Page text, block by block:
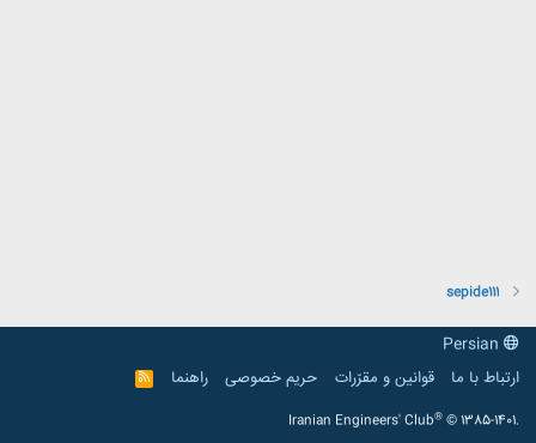
sepide111
ارتباط با ما
قوانین و مقرّرات حریم خصوصی راهنما
R
S
Iranian Engineers' Club® © 1385-1401.